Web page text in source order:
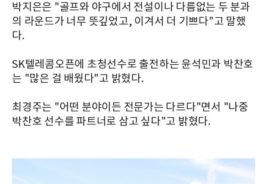
박지은은 "골프와 야구에서 전설이나 다름없는 두 분과
의 라운드가 너무 뜻깊었고, 이겨서 더 기쁘다"고 말했
다.
SK텔레콤오픈에 초청선수로 출전하는 윤석민과 박찬호
는 "많은 걸 배웠다"고 밝혔다.
최경주는 "어떤 분야이든 전문가는 다르다"면서 "나중
박찬호 선수를 파트너로 삼고 싶다"고 밝혔다.